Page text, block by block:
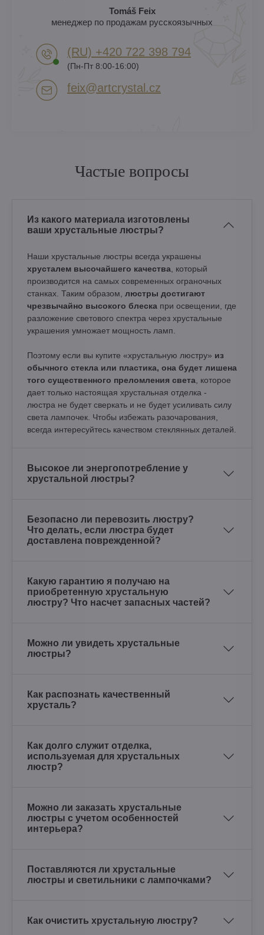
Tomáš Feix
менеджер по продажам русскоязычных
(RU) +420 722 398 794​
(Пн-Пт 8:00-16:00)
feix​@artcrystal​.cz
Частые вопросы
Из какого материала изготовлены
ваши хрустальные люстры?
Наши хрустальные люстры всегда украшены
хрусталем высочайшего качества , который
производится на самых современных ограночных
станках. Таким образом, люстры достигают
чрезвычайно высокого блеска при освещении, где
разложение светового спектра через хрустальные
украшения умножает мощность ламп.
Поэтому если вы купите «хрустальную люстру» из
обычного стекла или пластика, она будет лишена
того существенного преломления света , которое
дает только настоящая хрустальная отделка -
люстра не будет сверкать и не будет усиливать силу
света лампочек. Чтобы избежать разочарования,
всегда интересуйтесь качеством стеклянных деталей.
Высокое ли энергопотребление у
хрустальной люстры?
Безопасно ли перевозить люстру?
Что делать, если люстра будет
доставлена поврежденной?
Какую гарантию я получаю на
приобретенную хрустальную
люстру? Что насчет запасных частей?
Можно ли увидеть хрустальные
люстры?
Как распознать качественный
хрусталь?
Как долго служит отделка,
используемая для хрустальных
люстр?
Можно ли заказать хрустальные
люстры с учетом особенностей
интерьера?
Поставляются ли хрустальные
люстры и светильники с лампочками?
Как очистить хрустальную люстру?